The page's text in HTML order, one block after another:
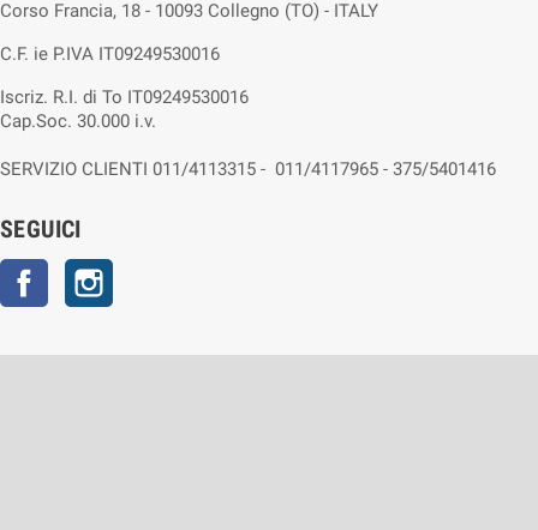
Corso Francia, 18 - 10093 Collegno (TO) - ITALY
C.F. ie P.IVA IT09249530016
Iscriz. R.I. di To IT09249530016
Cap.Soc. 30.000 i.v.
SERVIZIO CLIENTI 011/4113315 - 011/4117965 - 375/5401416
SEGUICI
Facebook